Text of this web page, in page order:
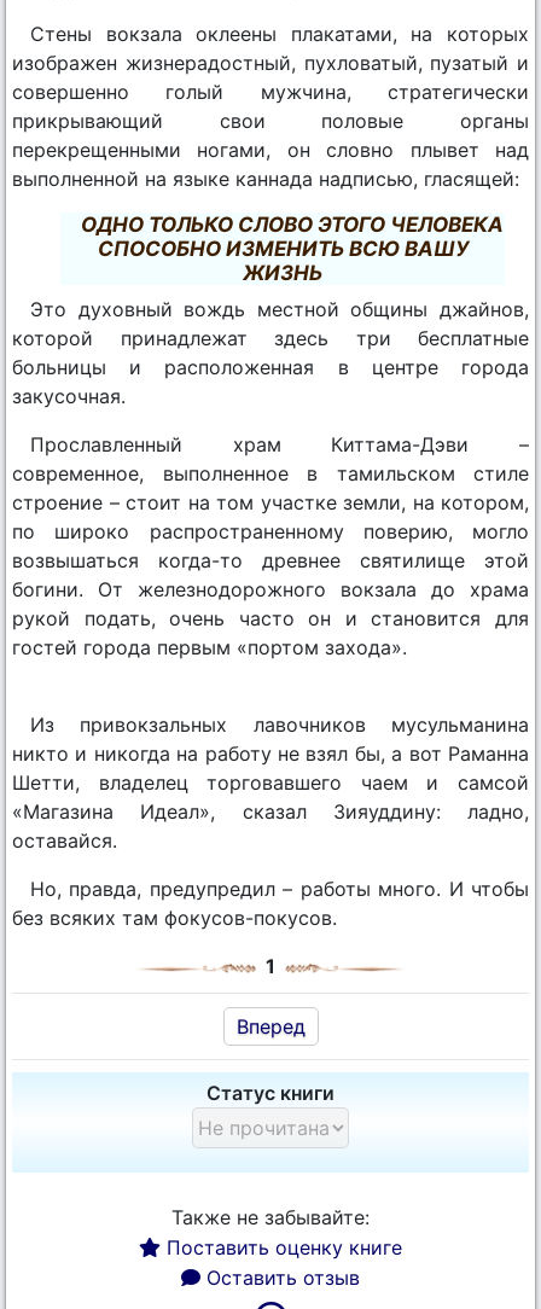
Стены вокзала оклеены плакатами, на которых
изображен жизнерадостный, пухловатый, пузатый и
совершенно голый мужчина, стратегически
прикрывающий свои половые органы
перекрещенными ногами, он словно плывет над
выполненной на языке каннада надписью, гласящей:
ОДНО ТОЛЬКО СЛОВО ЭТОГО ЧЕЛОВЕКА
СПОСОБНО ИЗМЕНИТЬ ВСЮ ВАШУ
ЖИЗНЬ
Это духовный вождь местной общины джайнов,
которой принадлежат здесь три бесплатные
больницы и расположенная в центре города
закусочная.
Прославленный храм Киттама-Дэви –
современное, выполненное в тамильском стиле
строение – стоит на том участке земли, на котором,
по широко распространенному поверию, могло
возвышаться когда-то древнее святилище этой
богини. От железнодорожного вокзала до храма
рукой подать, очень часто он и становится для
гостей города первым «портом захода».
Из привокзальных лавочников мусульманина
никто и никогда на работу не взял бы, а вот Раманна
Шетти, владелец торговавшего чаем и самсой
«Магазина Идеал», сказал Зияуддину: ладно,
оставайся.
Но, правда, предупредил – работы много. И чтобы
без всяких там фокусов-покусов.
1
Вперед
Статус книги
Также не забывайте:
Поставить оценку книге
Оставить отзыв